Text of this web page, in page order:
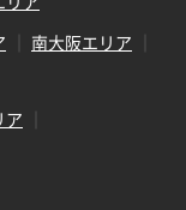
南大阪エリア
ア